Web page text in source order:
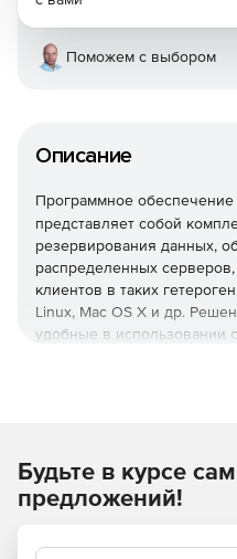
Описание
Программное обеспечение
представляет собой
резервирования данных,
распределенных
клиентов в таких
Linux, Mac OS X и др.
удобные в использовании
доступность персональных
находиться как на
серверах.
В Arcserve Backup
Поможем с выбором
Будьте в курсе
предложений!